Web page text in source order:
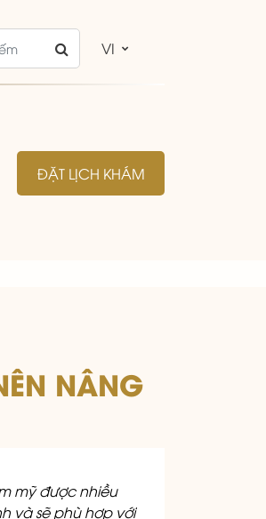
VI
ĐẶT LỊCH KHÁM
NÂNG
mỹ được nhiều
và sẽ phù hợp với